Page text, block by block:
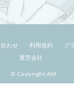
わせ 利用規約
プ
運営会社
© Copyright AM